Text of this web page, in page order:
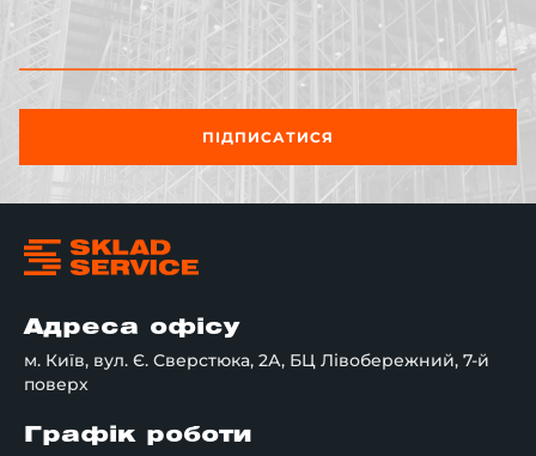
Просте використання. Для зручної експлуатації
може виготовлятися з кришкою, мати форму, що
штабелюється, практичні ручки, а також бути
адаптована для роботи з конвеєрами.
У каталозі Склад Сервіс можна купити різні типи
євроконтейнери пластикові
вологопроникність та інші важливі
характеристики;
спроектована таким чином, щоб не лише
збільшити тривалість зберігання продукції, а й
ПІДПИСАТИСЯ
Адреса офісу
м. Київ, вул. Є. Сверстюка, 2А, БЦ Лівобережний, 7-й
поверх
Графік роботи